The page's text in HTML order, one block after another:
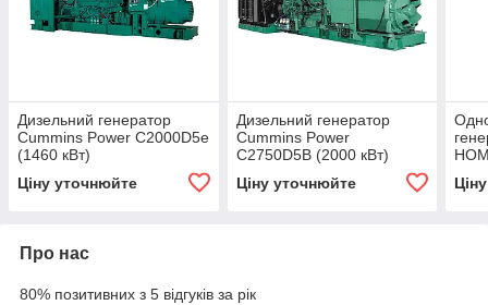
Дизельний генератор
Cummins Power C2000D5е
(1460 кВт)
Ціну уточнюйте
Дизельний генератор
Cummins Power
C2750D5B (2000 кВт)
Ціну уточнюйте
Про нас
80% позитивних з 5 відгуків за рік